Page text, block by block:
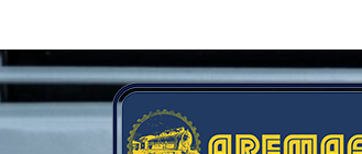
contenido